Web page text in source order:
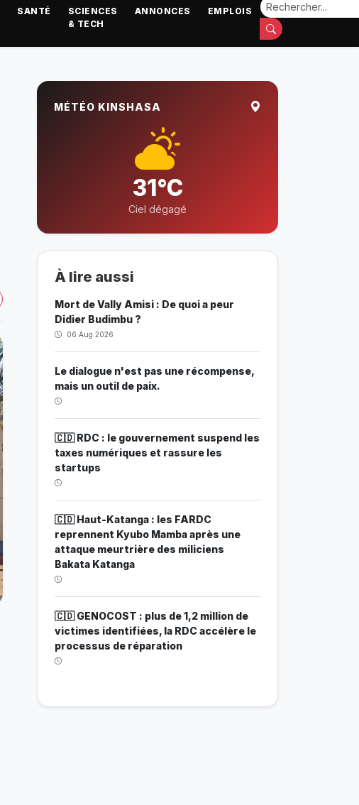
SANTÉ
SCIENCES
& TECH
ANNONCES EMPLOIS
MÉTÉO KINSHASA
31°C
Ciel dégagé
À lire aussi
Mort de Vally Amisi : De quoi a peur
Didier Budimbu ?
06 Aug 2026
Le dialogue n'est pas une récompense,
mais un outil de paix.
🇨🇩 RDC : le gouvernement suspend les
taxes numériques et rassure les
startups
🇨🇩 Haut-Katanga : les FARDC
reprennent Kyubo Mamba après une
attaque meurtrière des miliciens
Bakata Katanga
🇨🇩 GENOCOST : plus de 1,2 million de
victimes identifiées, la RDC accélère le
processus de réparation